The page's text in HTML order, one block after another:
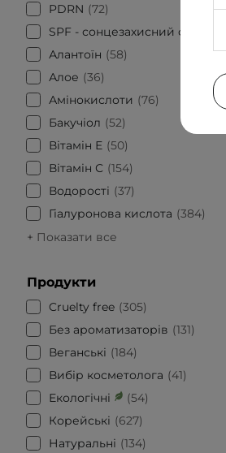
PDRN
72
SPF - сонцезахисний фактор
Алантоїн
58
Алое
36
Амінокислоти
76
Бакучіол
52
Вітамін Е 50
Вітамін С 154
Водорості
37
Гіалуронова кислота
384
+ Показати все
Продукти
Cruelty free 305
Без ароматизаторів
131
Веганські
184
Вибір косметолога
41
Екологічні
54
Корейські
627
Натуральні
134